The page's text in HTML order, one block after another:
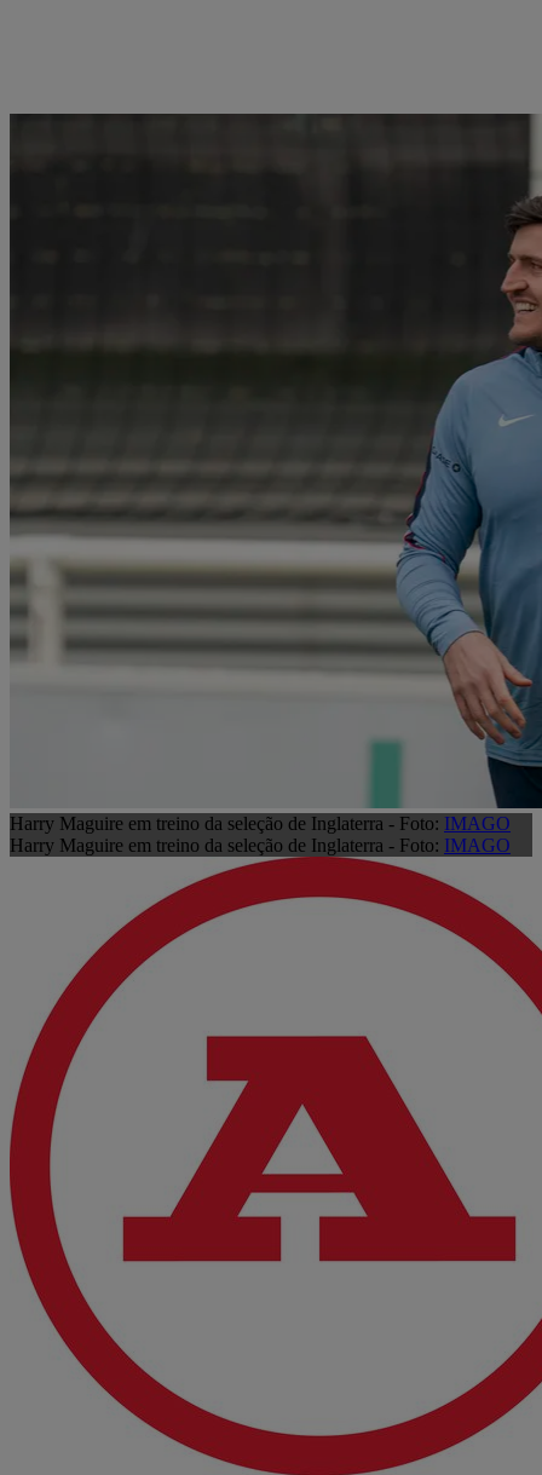
Harry Maguire em treino da seleção de Inglaterra - Foto: IMAGO
Harry Maguire em treino da seleção de Inglaterra - Foto: IMAGO